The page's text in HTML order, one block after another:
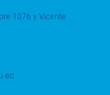
1076 y Vicente